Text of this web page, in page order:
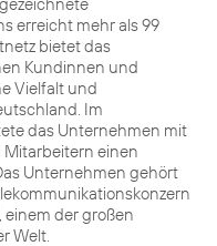
erreicht mehr als 99
bietet das
Kundinnen und
Vielfalt und
Im
das Unternehmen mit
einen
Unternehmen gehört
einem der großen